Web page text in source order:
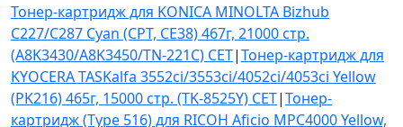
Тонер-картридж для KONICA MINOLTA Bizhub
C227/C287 Cyan (CPT, CE38) 467г, 21000 стр.
(A8K3430/A8K3450/TN-221C) CET|Тонер-картридж для
KYOCERA TASKalfa 3552ci/3553ci/4052ci/4053ci Yellow
(PK216) 465г, 15000 стр. (TK-8525Y) CET|Тонер-
картридж (Type 516) для RICOH Aficio MPC4000 Yellow,